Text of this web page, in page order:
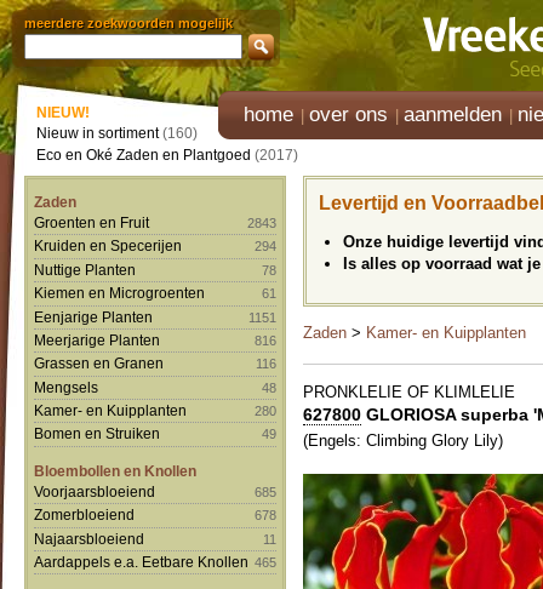
meerdere zoekwoorden mogelijk
home over ons aanmelden
NIEUW!
Nieuw in sortiment(160)
Eco en Oké Zaden en Plantgoed (2017)
Zaden
Groenten en Fruit
2843
Kruiden en Specerijen 294
Nuttige Planten 78
Kiemen en Microgroenten 61
Eenjarige Planten 1151
Meerjarige Planten 816
Grassen en Granen 116
Mengsels 48
Kamer- en Kuipplanten 280
Bomen en Struiken 49
Bloembollen en Knollen
Voorjaarsbloeiend
685
Zomerbloeiend 678
Najaarsbloeiend 11
Aardappels e.a. Eetbare Knollen 465
Levertijd en
Onze huidige levertijd
Is alles op voorraad wat
Zaden > Kamer- en Kuipplanten
PRONKLELIE OF KLIMLELIE
627800 GLORIOSA superba
(Engels: Climbing Glory Lily)